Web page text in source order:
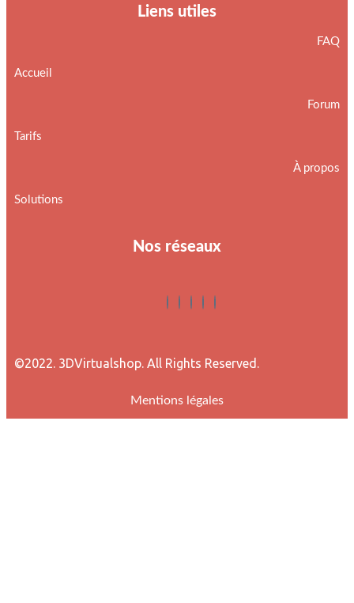
Liens utiles
Accueil
Tarifs
Solutions
FAQ
Forum
À propos
Nos réseaux
©2022. 3DVirtualshop. All Rights Reserved.
Mentions légales